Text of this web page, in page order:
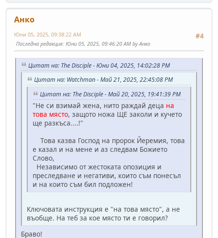
Анко
#4
Юни 05, 2025, 09:38:22 AM
Последна редакция: Юни 05, 2025, 09:46:20 AM by Анко
Цитат на: The Disciple - Юни 04, 2025, 14:02:28 PM
Цитат на: Watchman - Май 21, 2025, 22:45:08 PM
Цитат на: The Disciple - Май 20, 2025, 19:41:39 PM
"Не си взимай жена, нито раждай деца на
това място, защото ножа ЩЕ заколи и кучето
ще разкъса....!"
Това казва Господ на пророк Йеремия, това
е казал и на мене и аз следвам Божието
Слово,
Независимо от жестоката опозиция и
преследване и негативи, които съм понесъл
и на които съм бил подложен!
Ключовата инструкция е "на това място", а не
въобще. На теб за кое място ти е говорил?
Браво!